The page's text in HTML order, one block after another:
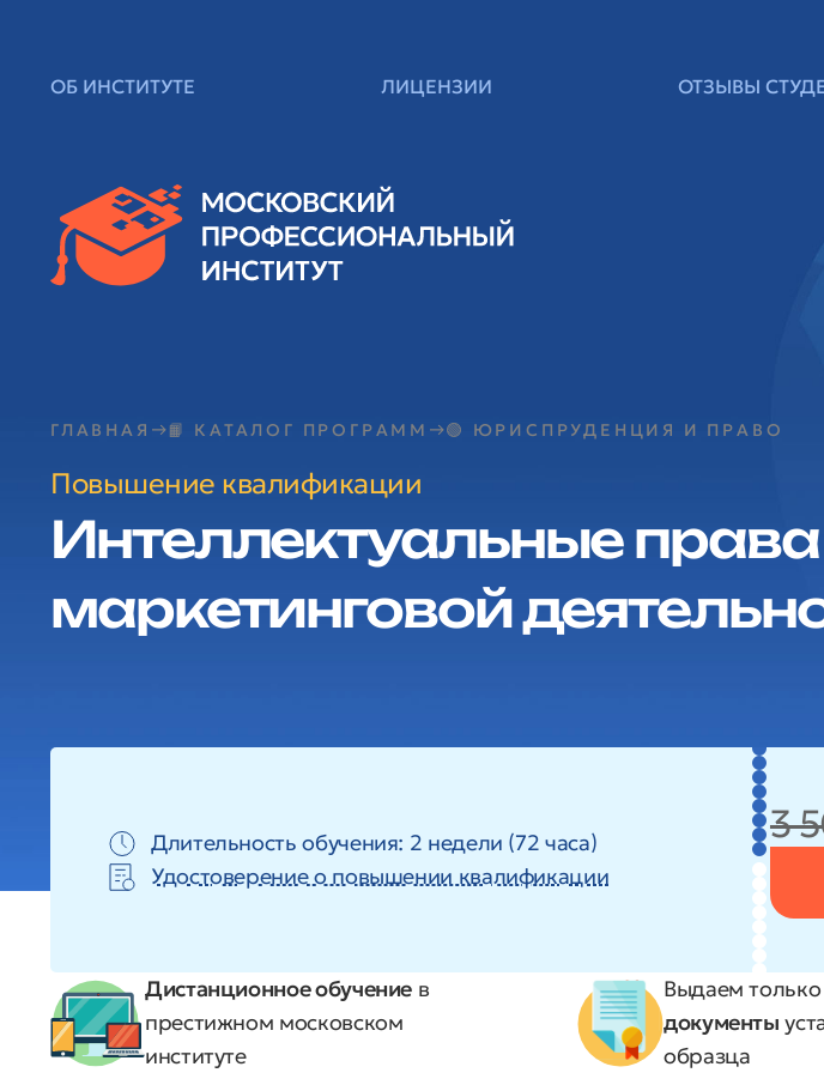
ОБ ИНСТИТУТЕ ЛИЦЕНЗИИ ОТЗЫВЫ
ГЛАВНАЯ 📙 КАТАЛОГ ПРОГРАММ 🟢 ЮРИСПРУДЕНЦИЯ И ПРАВО
Повышение квалификации
Интеллектуальные
маркетинговой
Длительность обучения: 2 недели (72 часа)
Удостоверение о повышении квалификации
3
Дистанционное обучение в
престижном московском
институте
Выдаем только
документы
образца